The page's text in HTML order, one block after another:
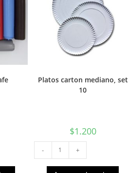
Platos carton mediano, set
10
$1.200
Platos
carton
mediano,
set
- +